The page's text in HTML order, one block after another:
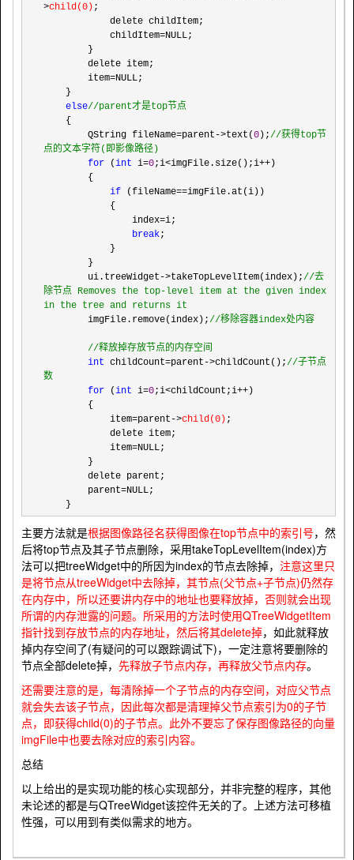
>child(0) ;
            childItem
=NULL;
        item
=NULL;
else//parent才是top节点
        QString fileName
=parent->text(0 );//获得top节
点的文本字符(即影像路径)
for (int i=0;i<imgFile.size();i++ )
if (fileName==imgFile.at(i))
                index
=i;
break;
        ui.treeWidget
->takeTopLevelItem(index);//去
除节点 Removes the top-level item at the given index
in the tree and returns it
        imgFile.remove(index);
//移除容器index处内容
//释放掉存放节点的内存空间
int childCount=parent->childCount();//子节点
数
for (int i=0;i<childCount;i++ )
            item
=parent->child(0) ;
            item
=NULL;
        parent
=NULL;
    }
主要方法就是根据图像路径名获得图像在top节点中的索引号，然
后将top节点及其子节点删除，采用takeTopLevelItem(index)方
法可以把treeWidget中的所因为index的节点去除掉， 注意这里只
是将节点从treeWidget中去除掉，其节点(父节点+子节点)仍然存
在内存中，所以还要讲内存中的地址也要释放掉，否则就会出现
所谓的内存泄露的问题。所采用的方法时使用QTreeWidgetItem
指针找到存放节点的内存地址，然后将其delete掉，如此就释放
掉内存空间了(有疑问的可以跟踪调试下)，一定注意将要删除的
节点全部delete掉， 先释放子节点内存，再释放父节点内存。
还需要注意的是，每清除掉一个子节点的内存空间，对应父节点
就会失去该子节点，因此每次都是清理掉父节点索引为0的子节
点，即获得child(0)的子节点。此外不要忘了保存图像路径的向量
imgFile中也要去除对应的索引内容。
总结
以上给出的是实现功能的核心实现部分，并非完整的程序，其他
未论述的都是与QTreeWidget该控件无关的了。上述方法可移植
性强，可以用到有类似需求的地方。